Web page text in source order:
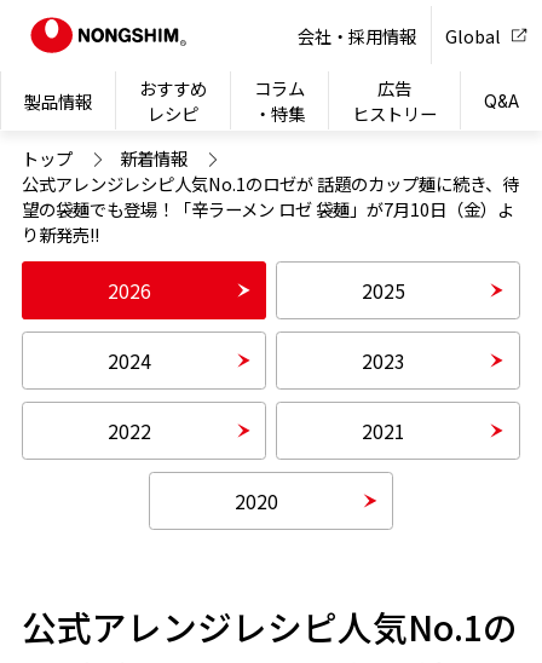
製品情報
おすすめ
レシピ
コラム
・特集
広告
ヒストリー
Q&A
会社・採用情報 Global
トップ
新着情報
公式アレンジレシピ人気No.1のロゼが 話題のカップ麺に続き、待
望の袋麺でも登場！「辛ラーメン ロゼ 袋麺」が7月10日（金）よ
り新発売!!
2026 2025
2024 2023
2022 2021
2020
公式アレンジレシピ人気No.1の